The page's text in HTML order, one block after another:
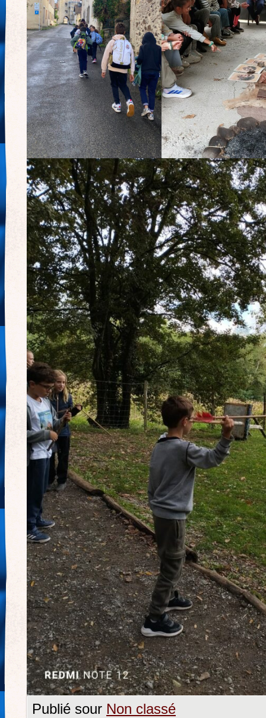
Publié sour Non classé